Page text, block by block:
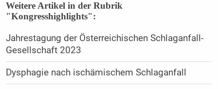
Weitere Artikel in der Rubrik
"Kongresshighlights":
Jahrestagung der Österreichischen Schlaganfall-
Gesellschaft 2023
Dysphagie nach ischämischem Schlaganfall